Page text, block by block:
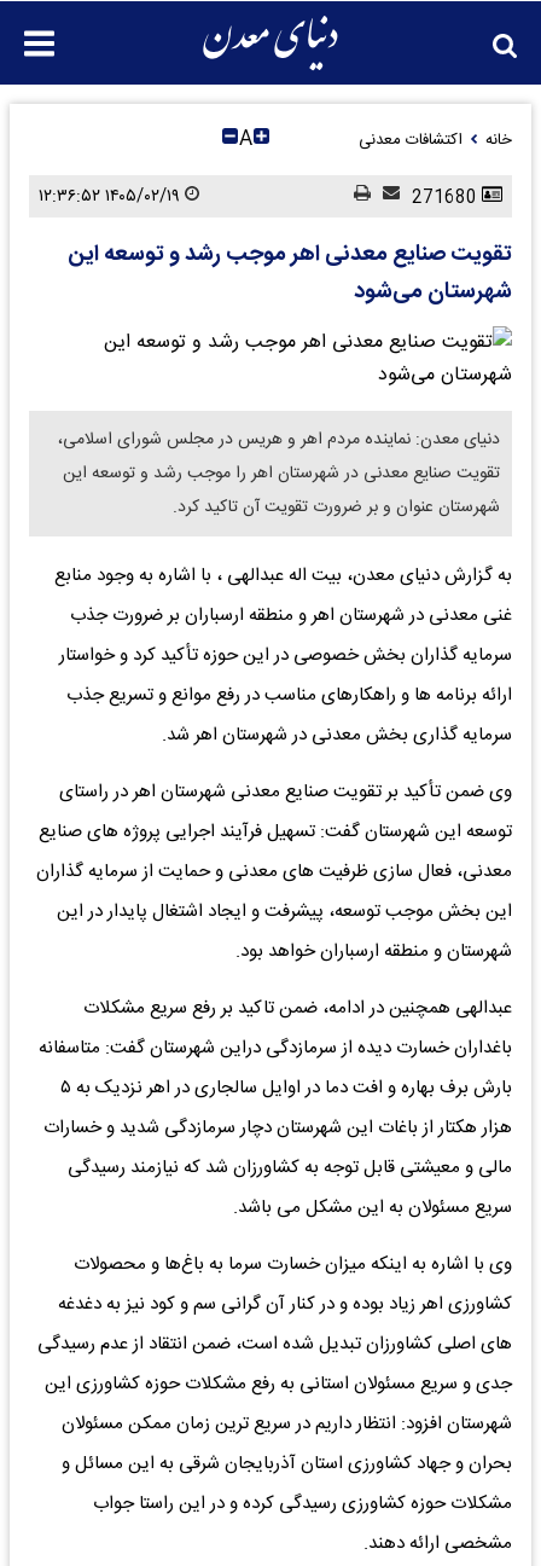
خانه اکتشافات معدنی A
تقویت صنایع معدنی اهر موجب رشد و توسعه این
شهرستان می‌شود
​دنیای معدن: نماینده مردم اهر و هریس در مجلس شورای اسلامی،
تقویت صنایع معدنی در شهرستان اهر را موجب رشد و توسعه این
شهرستان عنوان و بر ضرورت تقویت آن تاکید کرد.
به گزارش دنیای معدن، بیت اله عبدالهی ، با اشاره به وجود منابع
غنی معدنی در شهرستان اهر و منطقه ارسباران بر ضرورت جذب
سرمایه گذاران بخش خصوصی در این حوزه تأکید کرد و خواستار
ارائه برنامه ها و راهکارهای مناسب در رفع موانع و تسریع جذب
سرمایه گذاری بخش معدنی در شهرستان اهر شد.
وی ضمن تأکید بر تقویت صنایع معدنی شهرستان اهر در راستای
توسعه این شهرستان گفت: تسهیل فرآیند اجرایی پروژه های صنایع
معدنی، فعال سازی ظرفیت های معدنی و حمایت از سرمایه گذاران
این بخش موجب توسعه، پیشرفت و ایجاد اشتغال پایدار در این
شهرستان و منطقه ارسباران خواهد بود.
عبدالهی همچنین در ادامه، ضمن تاکید بر رفع سریع مشکلات
باغداران خسارت دیده از سرمازدگی دراین شهرستان گفت: متاسفانه
بارش برف بهاره و افت دما در اوایل سالجاری در اهر نزدیک به ۵
هزار هکتار از باغات این شهرستان دچار سرمازدگی شدید و خسارات
مالی و معیشتی قابل توجه به کشاورزان شد که نیازمند رسیدگی
سریع مسئولان به این مشکل می باشد.
وی با اشاره به اینکه میزان خسارت سرما به باغ‌ها و محصولات
کشاورزی اهر زیاد بوده و در کنار آن گرانی سم و کود نیز به دغدغه
های اصلی کشاورزان تبدیل شده است، ضمن انتقاد از عدم رسیدگی
جدی و سریع مسئولان استانی به رفع مشکلات حوزه کشاورزی این
شهرستان افزود: انتظار داریم در سریع ترین زمان ممکن مسئولان
بحران و جهاد کشاورزی استان آذربایجان شرقی به این مسائل و
مشکلات حوزه کشاورزی رسیدگی کرده و در این راستا جواب
مشخصی ارائه دهند.